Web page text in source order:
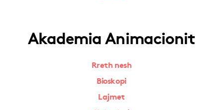
Akademia Animacionit
Rreth nesh
Bioskopi
Lajmet